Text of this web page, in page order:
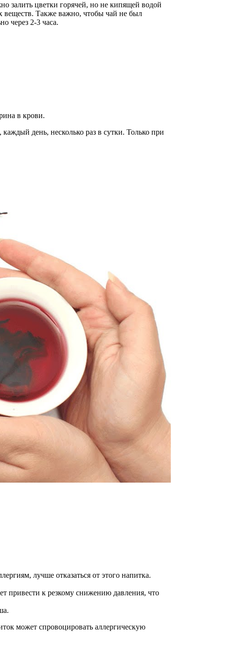
залить цветки горячей, но не кипящей водой
веществ. Также важно, чтобы чай не был
через 2-3 часа.
в крови.
день, несколько раз в сутки. Только при
лучше отказаться от этого напитка.
привести к резкому снижению давления, что
может спровоцировать аллергическую